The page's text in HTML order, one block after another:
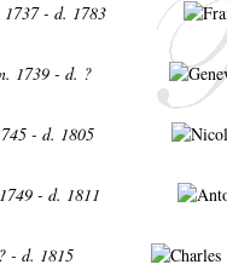
1737 - d. 1783
1739 - d. ?
- d. 1805
- d. 1811
- d. 1815